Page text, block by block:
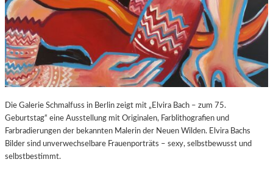
0
.
G
E
B
U
R
S
T
A
G
E
“
I
N
D
E
R
O
R
N
F
Die Galerie Schmalfuss in Berlin zeigt mit „Elvira Bach – zum 75.
Geburtstag“ eine Ausstellung mit Originalen, Farblithografien und
Farbradierungen der bekannten Malerin der Neuen Wilden. Elvira Bachs
Bilder sind unverwechselbare Frauenporträts – sexy, selbstbewusst und
selbstbestimmt.